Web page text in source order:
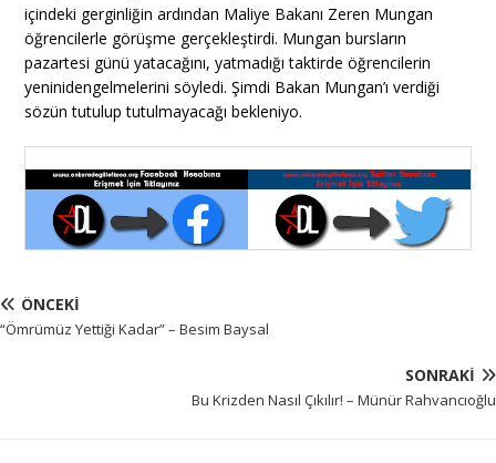
içindeki gerginliğin ardından Maliye Bakanı Zeren Mungan
öğrencilerle görüşme gerçekleştirdi. Mungan bursların
pazartesi günü yatacağını, yatmadığı taktirde öğrencilerin
yeninidengelmelerini söyledi. Şimdi Bakan Mungan’ı verdiği
sözün tutulup tutulmayacağı bekleniyo.
ÖNCEKI
“Ömrümüz Yettiği Kadar” – Besim Baysal
SONRAKI
Bu Krizden Nasıl Çıkılır! – Münür Rahvancıoğlu